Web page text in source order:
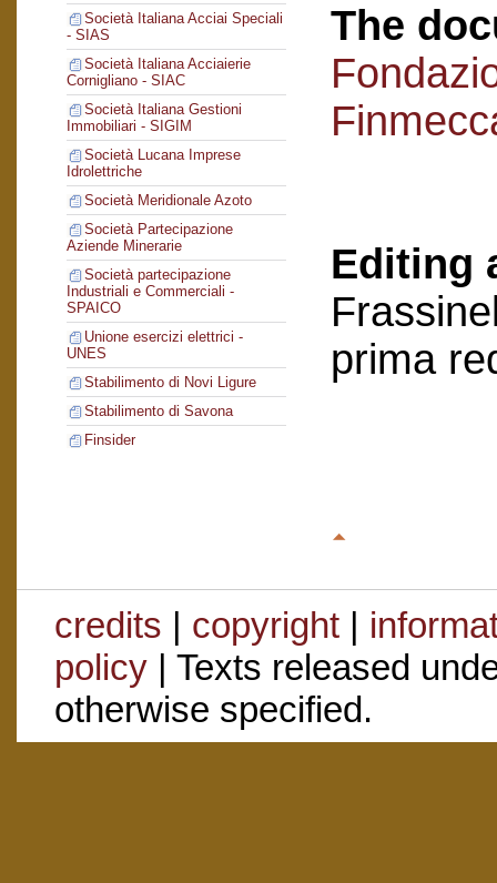
Società Italiana Acciai Speciali
- SIAS
Società Italiana Acciaierie
Cornigliano - SIAC
Società Italiana Gestioni
Immobiliari - SIGIM
Società Lucana Imprese
Idrolettriche
Società Meridionale Azoto
Società Partecipazione
Aziende Minerarie
Società partecipazione
Industriali e Commerciali -
SPAICO
Unione esercizi elettrici -
UNES
Stabilimento di Novi Ligure
Stabilimento di Savona
Finsider
The
Editing
prima
credits | copyright|
policy| Texts released
otherwise specified.